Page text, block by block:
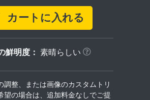
カートに入れる
鮮明度： 素晴らしい
調整、または画像のカスタムトリ
望の場合は、追加料金なしでご提